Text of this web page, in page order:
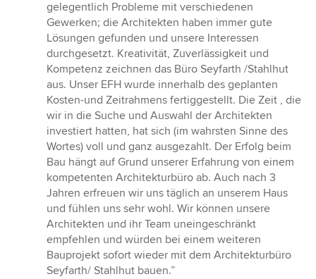
gelegentlich Probleme mit verschiedenen
Gewerken; die Architekten haben immer gute
Lösungen gefunden und unsere Interessen
durchgesetzt. Kreativität, Zuverlässigkeit und
Kompetenz zeichnen das Büro Seyfarth /Stahlhut
aus. Unser EFH wurde innerhalb des geplanten
Kosten-und Zeitrahmens fertiggestellt. Die Zeit , die
wir in die Suche und Auswahl der Architekten
investiert hatten, hat sich (im wahrsten Sinne des
Wortes) voll und ganz ausgezahlt. Der Erfolg beim
Bau hängt auf Grund unserer Erfahrung von einem
kompetenten Architekturbüro ab. Auch nach 3
Jahren erfreuen wir uns täglich an unserem Haus
und fühlen uns sehr wohl. Wir können unsere
Architekten und ihr Team uneingeschränkt
empfehlen und würden bei einem weiteren
Bauprojekt sofort wieder mit dem Architekturbüro
Seyfarth/ Stahlhut bauen.”